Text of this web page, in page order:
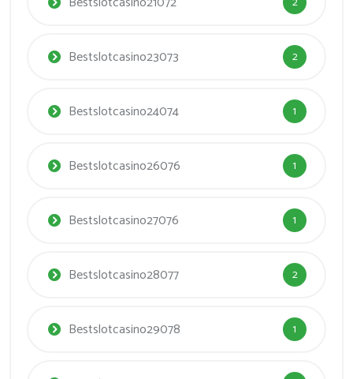
Bestslotcasino23073 2
Bestslotcasino24074 1
Bestslotcasino26076 1
Bestslotcasino27076 1
Bestslotcasino28077 2
Bestslotcasino29078 1